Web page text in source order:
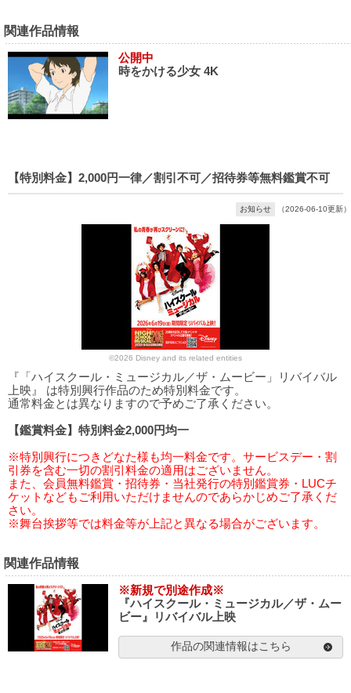
関連作品情報
公開中
時をかける少女 4K
【特別料金】2,000円一律／割引不可／招待券等無料鑑賞不可
お知らせ （2026-06-10更新）
©2026 Disney and its related entities
『「ハイスクール・ミュージカル／ザ・ムービー」リバイバル
上映』 は特別興行作品のため特別料金です。
通常料金とは異なりますので予めご了承ください。
【鑑賞料金】特別料金2,000円均一
※特別興行につきどなた様も均一料金です。サービスデー・割
引券を含む一切の割引料金の適用はございません。
また、会員無料鑑賞・招待券・当社発行の特別鑑賞券・LUCチ
ケットなどもご利用いただけませんのであらかじめご了承くだ
さい。
※舞台挨拶等では料金等が上記と異なる場合がございます。
関連作品情報
※新規で別途作成※
『ハイスクール・ミュージカル／ザ・ムー
ビー』リバイバル上映
作品の関連情報はこちら